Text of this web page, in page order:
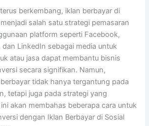
berkembang, iklan berbayar di
salah satu strategi pemasaran
platform seperti Facebook,
dan LinkedIn sebagai media untuk
atau jasa dapat membantu bisnis
secara signifikan. Namun,
tidak hanya tergantung pada
tetapi juga pada strategi yang
akan membahas beberapa cara untuk
dengan Iklan Berbayar di Sosial